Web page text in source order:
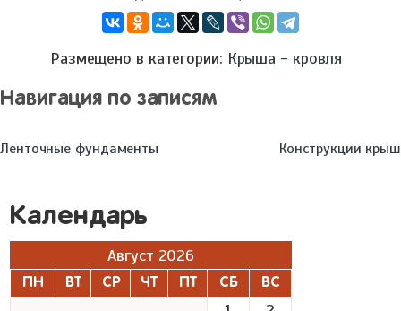
Размещено в категории: Крыша - кровля
Навигация по записям
Ленточные фундаменты Конструкции крыш
Календарь
Август 2026
ПН ВТ СР ЧТ ПТ СБ ВС